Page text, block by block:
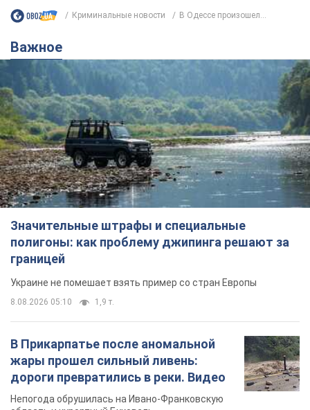
Значительные штрафы и специальные
полигоны: как проблему джипинга решают за
границей
Украине не помешает взять пример со стран Европы
8.08.2026 05:10 1,9 т.
В Прикарпатье после аномальной
жары прошел сильный ливень:
дороги превратились в реки. Видео
Непогода обрушилась на Ивано-Франковскую
область и курортный Буковель
22,8 т.
Женщине начислили 729 тыс. грн
долга за газ из-за показаний
неисправного счетчика: судья
вынес неожиданное решение
Нужно ли платить долг из-за доначисления
5 часов назад 30,6 т.